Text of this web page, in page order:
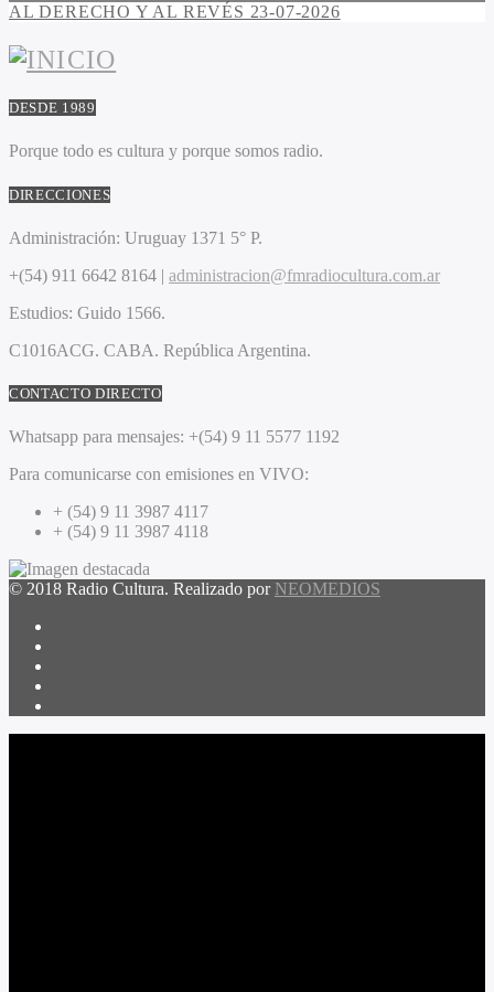
AL DERECHO Y AL REVÉS 23-07-2026
DESDE 1989
Porque todo es cultura y porque somos radio.
DIRECCIONES
Administración: Uruguay 1371 5° P.
+(54) 911 6642 8164 | administracion@fmradiocultura.com.ar
Estudios: Guido 1566.
C1016ACG. CABA. República Argentina.
CONTACTO DIRECTO
Whatsapp para mensajes: +(54) 9 11 5577 1192
Para comunicarse con emisiones en VIVO:
+ (54) 9 11 3987 4117
+ (54) 9 11 3987 4118
© 2018 Radio Cultura. Realizado por NEOMEDIOS